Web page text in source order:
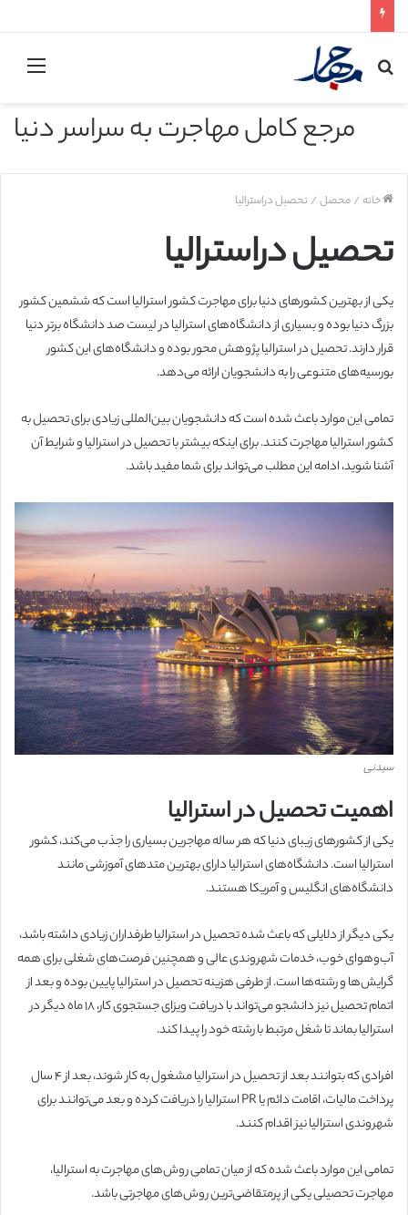
جستجو
مرجع کامل مهاجرت به سراسر دنیا
خانه / محصل / تحصیل دراسترالیا
تحصیل دراسترالیا
یکی از بهترین کشورهای دنیا برای مهاجرت کشور استرالیا است که ششمین کشور
بزرگ دنیا بوده و بسیاری از دانشگاه‌های استرالیا در لیست صد دانشگاه برتر دنیا
قرار دارند. تحصیل در استرالیا پژوهش محور بوده و دانشگاه‌های این کشور
بورسیه‌های متنوعی را به دانشجویان ارائه می‌دهد.
تمامی این موارد باعث شده است که دانشجویان بین‌المللی زیادی برای تحصیل به
کشور استرالیا مهاجرت کنند. برای اینکه بیشتر با تحصیل در استرالیا و شرایط آن
آشنا شوید، ادامه این مطلب می‌تواند برای شما مفید باشد.
سیدنی
اهمیت تحصیل در استرالیا
یکی از کشورهای زیبای دنیا که هر ساله مهاجرین بسیاری را جذب می‌کند، کشور
استرالیا است. دانشگاه‌های استرالیا دارای بهترین متدهای آموزشی مانند
دانشگاه‌های انگلیس و آمریکا هستند.
یکی دیگر از دلایلی که باعث شده تحصیل در استرالیا طرفداران زیادی داشته باشد،
آب‌وهوای خوب، خدمات شهروندی عالی و همچنین فرصت‌های شغلی برای همه
گرایش‌ها و رشته‌ها است. از طرفی هزینه تحصیل در استرالیا پایین بوده و بعد از
اتمام تحصیل نیز دانشجو می‌تواند با دریافت ویزای جستجوی کار، ۱۸ ماه دیگر در
استرالیا بماند تا شغل مرتبط با رشته خود را پیدا کند.
افرادی که بتوانند بعد از تحصیل در استرالیا مشغول به کار شوند، بعد از 4 سال
پرداخت مالیات، اقامت دائم یا PR استرالیا را دریافت کرده و بعد می‌توانند برای
شهروندی استرالیا نیز اقدام کنند.
تمامی این موارد باعث شده که از میان تمامی روش‌های مهاجرت به استرالیا،
مهاجرت تحصیلی یکی از پرمتقاضی‌ترین روش‌های مهاجرتی باشد.